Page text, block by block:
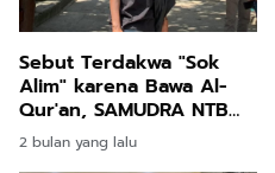
Sebut Terdakwa "Sok
Alim" karena Bawa Al-
Qur'an, SAMUDRA NTB
Desak Kajati Copot JPU
Kasus Radiet Ardiansyah
2 bulan yang lalu